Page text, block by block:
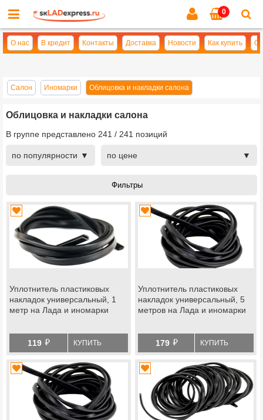
0
О нас В кредит Контакты Доставка Новости Как купить
Салон Иномарки Облицовка и накладки салона
Облицовка и накладки салона
В группе представлено 241 / 241 позиций
по популярности по цене
Уплотнитель пластиковых
накладок универсальный, 1
метр на Лада и иномарки
119 й КУПИТЬ
Уплотнитель пластиковых
накладок универсальный, 5
метров на Лада и иномарки
179 й КУПИТЬ